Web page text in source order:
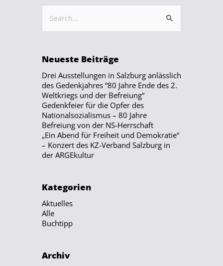
Neueste Beiträge
Drei Ausstellungen in Salzburg anlässlich
des Gedenkjahres “80 Jahre Ende des 2.
Weltkriegs und der Befreiung“
Gedenkfeier für die Opfer des
Nationalsozialismus – 80 Jahre
Befreiung von der NS-Herrschaft
„Ein Abend für Freiheit und Demokratie“
– Konzert des KZ-Verband Salzburg in
der ARGEkultur
Kategorien
Aktuelles
Alle
Buchtipp
Archiv